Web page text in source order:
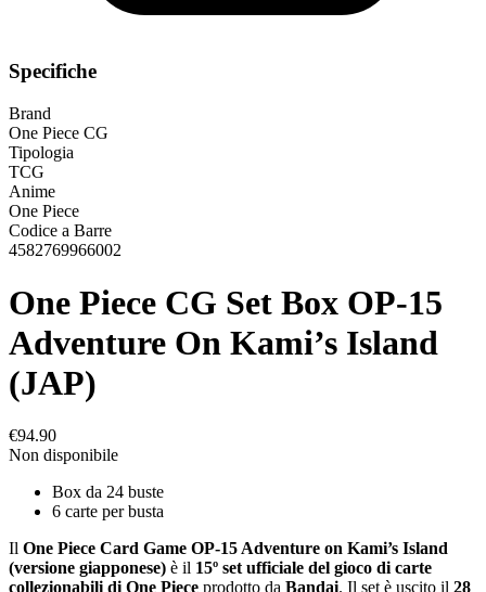
Specifiche
Brand
One Piece CG
Tipologia
TCG
Anime
One Piece
Codice a Barre
4582769966002
One Piece CG Set Box OP-15
Adventure On Kami’s Island
(JAP)
€94.90
Non disponibile
Box da 24 buste
6 carte per busta
Il One Piece Card Game OP-15 Adventure on Kami’s Island
(versione giapponese) è il 15º set ufficiale del gioco di carte
collezionabili di One Piece prodotto da Bandai. Il set è uscito il 28